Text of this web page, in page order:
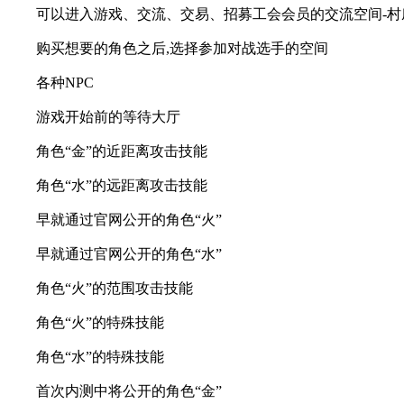
可以进入游戏、交流、交易、招募工会会员的交流空间-村
购买想要的角色之后,选择参加对战选手的空间
各种NPC
游戏开始前的等待大厅
角色“金”的近距离攻击技能
角色“水”的远距离攻击技能
早就通过官网公开的角色“火”
早就通过官网公开的角色“水”
角色“火”的范围攻击技能
角色“火”的特殊技能
角色“水”的特殊技能
首次内测中将公开的角色“金”